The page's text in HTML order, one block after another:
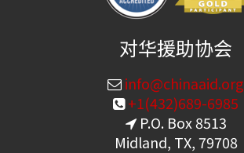
对华援助协会
info@chinaaid.org
+1(432)689-6985
P.O. Box 8513
Midland, TX, 79708